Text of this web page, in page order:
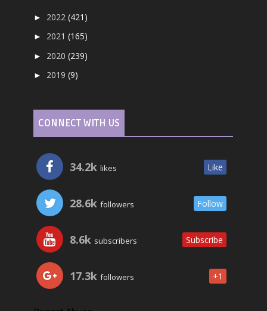
► 2022(421)
► 2021(165)
► 2020(239)
► 2019(9)
CONNECT WITH US
34.2k likes Like
28.6k followers Follow
8.6k subscribers Subscribe
17.3k followers +1